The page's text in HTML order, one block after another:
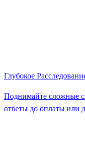
Глубокое
Поднимайте сложные
ответы до оплаты или